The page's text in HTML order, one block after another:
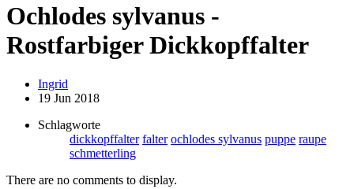
Ochlodes sylvanus -
Rostfarbiger Dickkopffalter
Ingrid
19 Jun 2018
Schlagworte
dickkopffalter falter ochlodes sylvanus puppe raupe
schmetterling
There are no comments to display.